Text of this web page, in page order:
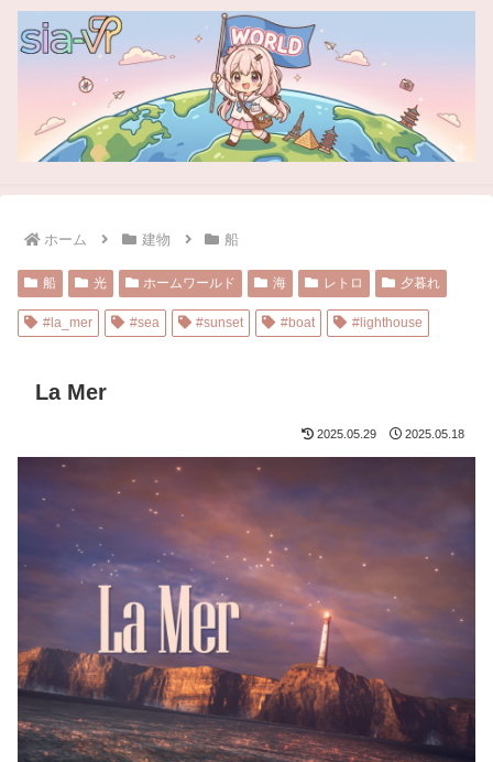
ホーム 建物 船
船 光 ホームワールド 海 レトロ 夕暮れ
#la_mer #sea #sunset #boat #lighthouse
La Mer
2025.05.29 2025.05.18